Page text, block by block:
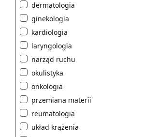
dermatologia
ginekologia
kardiologia
laryngologia
narząd ruchu
okulistyka
onkologia
przemiana materii
reumatologia
układ krążenia